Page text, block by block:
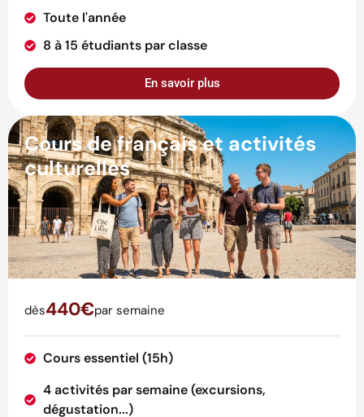
Toute l'année
8 à 15 étudiants par classe
En savoir plus
Cours de français et activités
culturelles
dès440€par semaine
Cours essentiel (15h)
4 activités par semaine (excursions,
dégustation...)